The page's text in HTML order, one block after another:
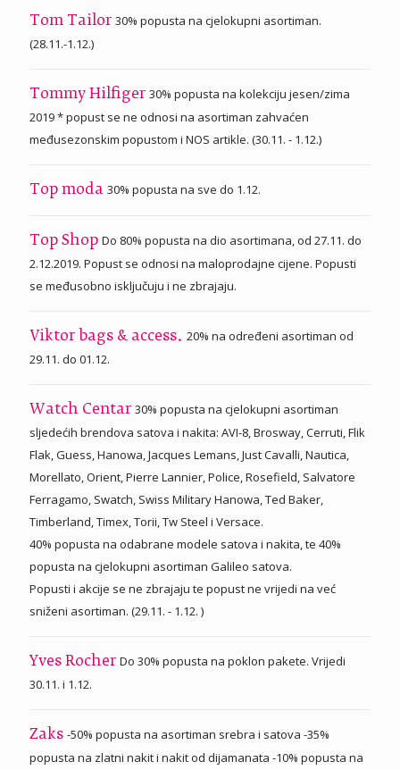
Tom Tailor 30% popusta na cjelokupni asortiman.
(28.11.-1.12.)
Tommy Hilfiger 30% popusta na kolekciju jesen/zima
2019 * popust se ne odnosi na asortiman zahvaćen
međusezonskim popustom i NOS artikle. (30.11. - 1.12.)
Top moda 30% popusta na sve do 1.12.
Top Shop Do 80% popusta na dio asortimana, od 27.11. do
2.12.2019. Popust se odnosi na maloprodajne cijene. Popusti
se međusobno isključuju i ne zbrajaju.
Viktor bags & access. 20% na određeni asortiman od
29.11. do 01.12.
Watch Centar 30% popusta na cjelokupni asortiman
sljedećih brendova satova i nakita: AVI-8, Brosway, Cerruti, Flik
Flak, Guess, Hanowa, Jacques Lemans, Just Cavalli, Nautica,
Morellato, Orient, Pierre Lannier, Police, Rosefield, Salvatore
Ferragamo, Swatch, Swiss Military Hanowa, Ted Baker,
Timberland, Timex, Torii, Tw Steel i Versace.
40% popusta na odabrane modele satova i nakita, te 40%
popusta na cjelokupni asortiman Galileo satova.
Popusti i akcije se ne zbrajaju te popust ne vrijedi na već
sniženi asortiman. (29.11. - 1.12. )
Yves Rocher Do 30% popusta na poklon pakete. Vrijedi
30.11. i 1.12.
Zaks -50% popusta na asortiman srebra i satova -35%
popusta na zlatni nakit i nakit od dijamanata -10% popusta na